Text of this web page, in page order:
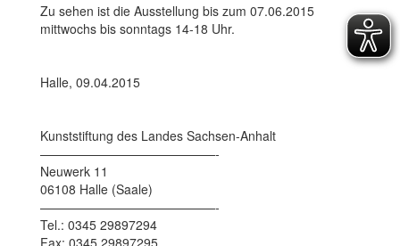
Zu sehen ist die Ausstellung bis zum 07.06.2015
mittwochs bis sonntags 14-18 Uhr.
Halle, 09.04.2015
Kunststiftung des Landes Sachsen-Anhalt
——————————————-
Neuwerk 11
06108 Halle (Saale)
——————————————-
Tel.: 0345 29897294
Fax: 0345 29897295